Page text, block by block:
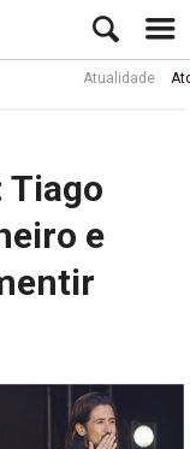
Atualidade Ator Rui
Tiago
e